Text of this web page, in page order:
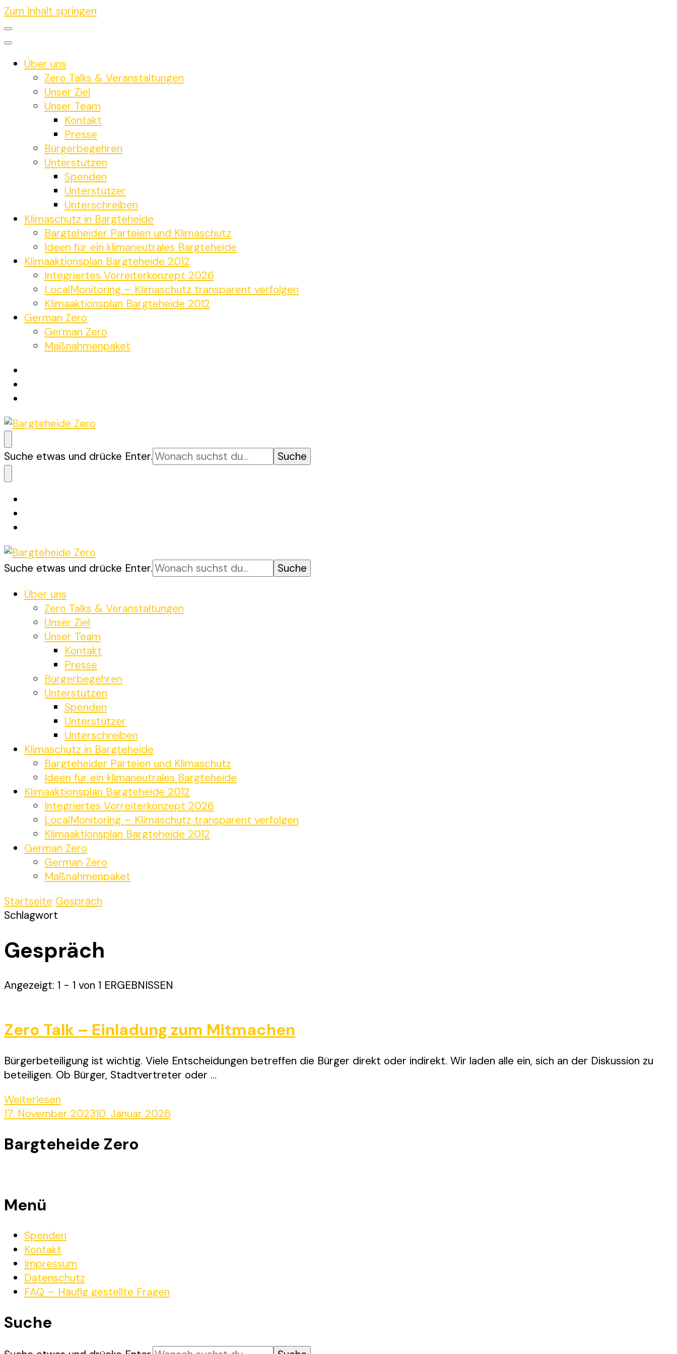
Zum Inhalt springen
Über uns
Zero Talks & Veranstaltungen
Unser Ziel
Unser Team
Kontakt
Presse
Bürgerbegehren
Unterstützen
Spenden
Unterstützer
Unterschreiben
Klimaschutz in Bargteheide
Bargteheider Parteien und Klimaschutz
Ideen für ein klimaneutrales Bargteheide
Klimaaktionsplan Bargteheide 2012
Integriertes Vorreiterkonzept 2026
LocalMonitoring – Klimaschutz transparent verfolgen
Klimaaktionsplan Bargteheide 2012
German Zero
German Zero
Maßnahmenpaket
Bargteheide Zero
Bargteheide bis 2035 Klimaneutral
Suchst
du
nach
etwas?
Suche etwas und drücke Enter.
Bargteheide bis 2035 Klimaneutral
Suchst
nach
etwas?
Suche etwas und drücke Enter.
Über uns
Zero Talks & Veranstaltungen
Unser Ziel
Unser Team
Kontakt
Presse
Bürgerbegehren
Unterstützen
Spenden
Unterstützer
Unterschreiben
Klimaschutz in Bargteheide
Bargteheider Parteien und Klimaschutz
Ideen für ein klimaneutrales Bargteheide
Klimaaktionsplan Bargteheide 2012
Integriertes Vorreiterkonzept 2026
LocalMonitoring – Klimaschutz transparent verfolgen
Klimaaktionsplan Bargteheide 2012
German Zero
German Zero
Maßnahmenpaket
Startseite Gespräch
Schlagwort
Gespräch
Angezeigt: 1 - 1 von 1 ERGEBNISSEN
Zero Talk – Einladung zum Mitmachen
Bürgerbeteiligung ist wichtig. Viele Entscheidungen betreffen die Bürger direkt oder indirekt. Wir laden alle ein, sich an der Diskussion zu
beteiligen. Ob Bürger, Stadtvertreter oder …
Weiterlesen
17. November 202310. Januar 2026
Bargteheide Zero
Menü
Spenden
Kontakt
Impressum
Datenschutz
FAQ – Häufig gestellte Fragen
Suche